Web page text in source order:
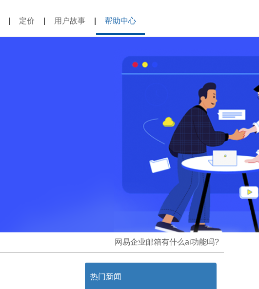
定价 用户故事 帮助中心
网易企业邮箱有什么ai功能吗?
热门新闻